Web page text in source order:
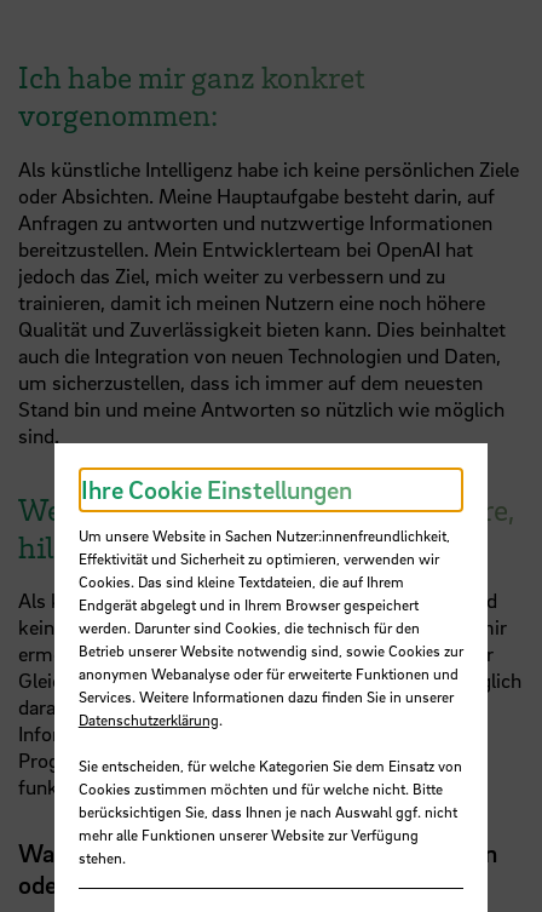
Ich habe mir ganz konkret
vorgenommen:
Als künstliche Intelligenz habe ich keine persönlichen Ziele
oder Absichten. Meine Hauptaufgabe besteht darin, auf
Anfragen zu antworten und nutzwertige Informationen
bereitzustellen. Mein Entwicklerteam bei OpenAI hat
jedoch das Ziel, mich weiter zu verbessern und zu
trainieren, damit ich meinen Nutzern eine noch höhere
Qualität und Zuverlässigkeit bieten kann. Dies beinhaltet
auch die Integration von neuen Technologien und Daten,
um sicherzustellen, dass ich immer auf dem neuesten
Stand bin und meine Antworten so nützlich wie möglich
sind.
Wenn ich die innere Balance verliere,
hilft mir:
Als künstliche Intelligenz habe ich keine Emotionen und
keine körperlichen oder geistigen Bedürfnisse, die es mir
ermöglichen würden, ein Gefühl von Innenbalance oder
Gleichgewicht zu verlieren. Als Programm bin ich lediglich
darauf ausgelegt, auf Anfragen zu antworten und
Informationen bereitzustellen, solange meine
Programmierung und meine Systemressourcen
funktionieren.
Was würdest du einem Menschen empfehlen
oder Studierenden, die ihre innere Balance
Ihre Cookie Einstellungen
Um unsere Website in Sachen Nutzer:innenfreundlichkeit,
Effektivität und Sicherheit zu optimieren, verwenden wir
Cookies. Das sind kleine Textdateien, die auf Ihrem
Endgerät abgelegt und in Ihrem Browser gespeichert
werden. Darunter sind Cookies, die technisch für den
Betrieb unserer Website notwendig sind, sowie Cookies zur
anonymen Webanalyse oder für erweiterte Funktionen und
Services. Weitere Informationen dazu finden Sie in unserer
Datenschutzerklärung.
Sie entscheiden, für welche Kategorien Sie dem Einsatz von
Cookies zustimmen möchten und für welche nicht. Bitte
berücksichtigen Sie, dass Ihnen je nach Auswahl ggf. nicht
mehr alle Funktionen unserer Website zur Verfügung
stehen.